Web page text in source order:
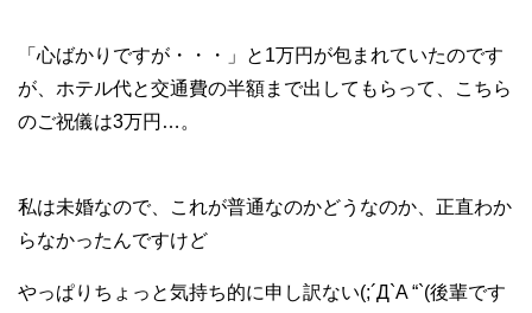
「心ばかりですが・・・」と1万円が包まれていたのです
が、ホテル代と交通費の半額まで出してもらって、こちら
のご祝儀は3万円…。
私は未婚なので、これが普通なのかどうなのか、正直わか
らなかったんですけど
やっぱりちょっと気持ち的に申し訳ない(;´Д`A “`(後輩です